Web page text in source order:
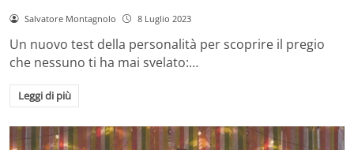
Salvatore Montagnolo 8 Luglio 2023
Un nuovo test della personalità per scoprire il pregio
che nessuno ti ha mai svelato:…
Leggi di più